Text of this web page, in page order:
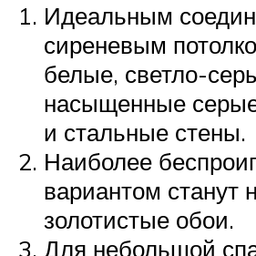
Идеальным
сиреневым
белые, светло-
насыщенные
и стальные стены.
Наиболее
вариантом станут
золотистые обои.
Для небольшой